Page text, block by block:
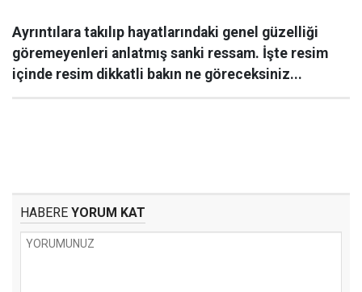
Ayrıntılara takılıp hayatlarındaki genel güzelliği
göremeyenleri anlatmış sanki ressam. İşte resim
içinde resim dikkatli bakın ne göreceksiniz...
HABERE YORUM KAT